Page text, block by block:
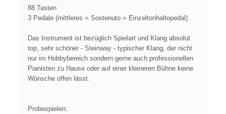
88 Tasten
3 Pedale (mittleres = Sostenuto = Einzeltonhaltepedal)
Das Instrument ist bezüglich Spielart und Klang absolut
top, sehr schöner - Steinway - typischer Klang, der nicht
nur im Hobbybereich sondern gerne auch professionellen
Pianisten zu Hause oder auf einer kleineren Bühne keine
Wünsche offen lässt.
Probespielen: